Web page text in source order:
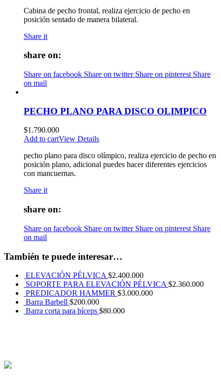
Cabina de pecho frontal, realiza ejercicio de pecho en
posición sentado de manera bilateral.
Share it
share on:
Share on facebook Share on twitter Share on pinterest Share
on mail
PECHO PLANO PARA DISCO OLIMPICO
$1.790.000
Add to cartView Details
pecho plano para disco olímpico, realiza ejercicio de pecho en
posición plano, adicional puedes hacer diferentes ejercicios
con mancuernas.
Share it
share on:
Share on facebook Share on twitter Share on pinterest Share
on mail
También te puede interesar…
ELEVACIÓN PÉLVICA $2.400.000
SOPORTE PARA ELEVACIÓN PÉLVICA $2.360.000
PREDICADOR HAMMER $3.000.000
Barra Barbell $200.000
Barra corta para bíceps $80.000